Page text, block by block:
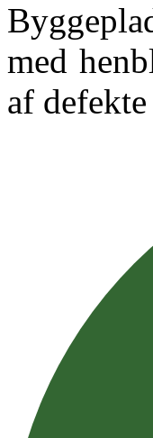
med
af